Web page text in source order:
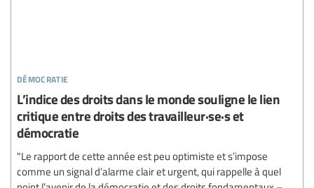
démocratie
L’indice des droits dans le monde souligne le lien
critique entre droits des travailleur·se·s et
démocratie
"Le rapport de cette année est peu optimiste et s’impose
comme un signal d’alarme clair et urgent, qui rappelle à quel